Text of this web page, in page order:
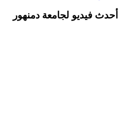
أحدث فيديو لجامعة دمنهور